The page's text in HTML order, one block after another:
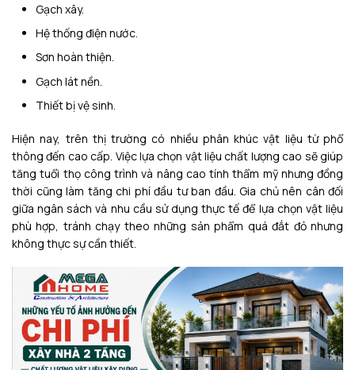
Gạch xây.
Hệ thống điện nước.
Sơn hoàn thiện.
Gạch lát nền.
Thiết bị vệ sinh.
Hiện nay, trên thị trường có nhiều phân khúc vật liệu từ phổ
thông đến cao cấp. Việc lựa chọn vật liệu chất lượng cao sẽ giúp
tăng tuổi thọ công trình và nâng cao tính thẩm mỹ nhưng đồng
thời cũng làm tăng chi phí đầu tư ban đầu. Gia chủ nên cân đối
giữa ngân sách và nhu cầu sử dụng thực tế để lựa chọn vật liệu
phù hợp, tránh chạy theo những sản phẩm quá đắt đỏ nhưng
không thực sự cần thiết.